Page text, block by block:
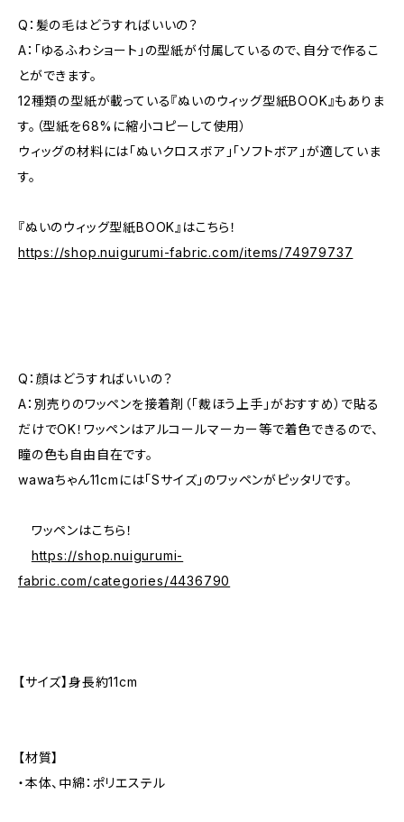
Q：髪の毛はどうすればいいの？
A：「ゆるふわショート」の型紙が付属しているので、自分で作るこ
とができます。
12種類の型紙が載っている『ぬいのウィッグ型紙BOOK』もありま
す。（型紙を68%に縮小コピーして使用）
ウィッグの材料には「ぬいクロスボア」「ソフトボア」が適していま
す。
『ぬいのウィッグ型紙BOOK』はこちら！
https://shop.nuigurumi-fabric.com/items/74979737
Q：顔はどうすればいいの？
A：別売りのワッペンを接着剤（「裁ほう上手」がおすすめ）で貼る
だけでOK！ワッペンはアルコールマーカー等で着色できるので、
瞳の色も自由自在です。
wawaちゃん11cmには「Sサイズ」のワッペンがピッタリです。
ワッペンはこちら！
https://shop.nuigurumi-
fabric.com/categories/4436790
【サイズ】身長約11cm
【材質】
・本体、中綿：ポリエステル